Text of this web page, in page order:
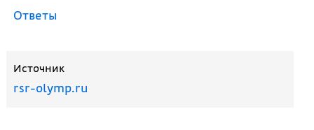
Ответы
Источник
rsr-olymp.ru